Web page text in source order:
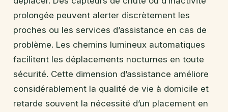
prolongée peuvent alerter discrètement les
proches ou les services d’assistance en cas de
problème. Les chemins lumineux automatiques
facilitent les déplacements nocturnes en toute
sécurité. Cette dimension d’assistance améliore
considérablement la qualité de vie à domicile et
retarde souvent la nécessité d’un placement en